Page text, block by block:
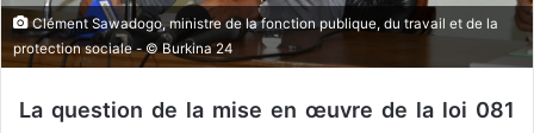
u
r
i
Clément Sawadogo, ministre de la fonction publique, du travail et de la
protection sociale - © Burkina 24
La question de la mise en œuvre de la loi 081